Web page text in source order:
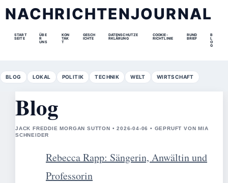
NACHRICHTENJOURNAL
START
SEITE
ÜBE
R
UNS
KON
TAK
T
GESCH
ICHTE
DATENSCHUTZE
RKLÄRUNG
COOKIE-
RICHTLINIE
RUND
BRIEF
B
L
O
G
BLOG LOKAL POLITIK TECHNIK WELT WIRTSCHAFT
Blog
JACK FREDDIE MORGAN SUTTON • 2026-04-06 • GEPRUFT VON MIA
SCHNEIDER
Rebecca Rapp: Sängerin, Anwältin und
Professorin